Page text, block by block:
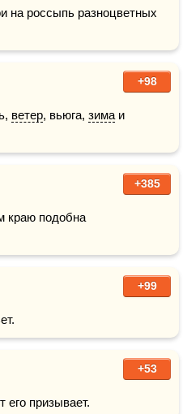
+98
ветер, вьюга, зима и
+385
краю подобна
+99
+53
его призывает.